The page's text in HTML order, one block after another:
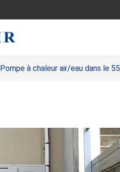
Pompe à chaleur air/eau dans le 55